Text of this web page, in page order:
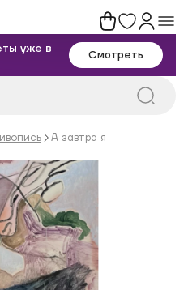
уже в
Смотреть
А завтра я